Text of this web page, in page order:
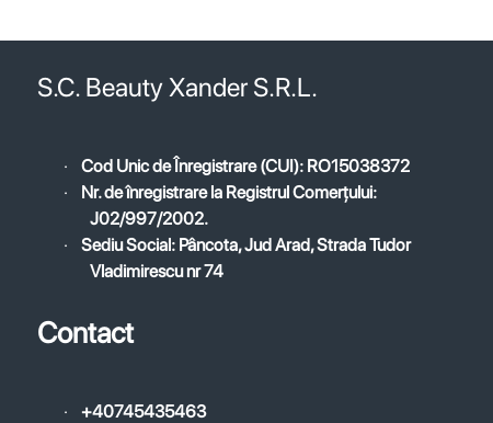
S.C. Beauty Xander S.R.L.
·
Cod Unic de Înregistrare (CUI): RO15038372
·
Nr. de înregistrare la Registrul Comerțului:
J02/997/2002.
·
Sediu Social: Pâncota, Jud Arad, Strada Tudor
Vladimirescu nr 74
Contact
·
+40745435463